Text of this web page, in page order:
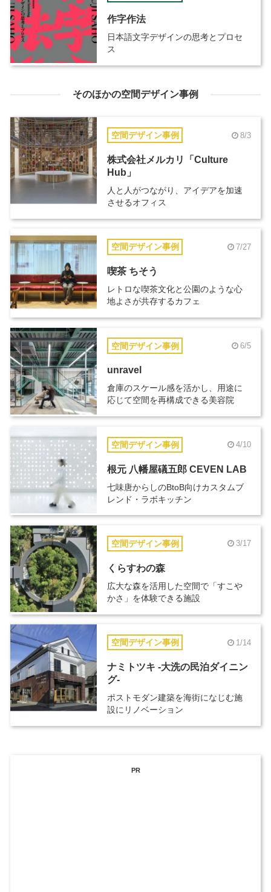
作字作法
日本語文字デザインの思考とプロセ
ス
そのほかの空間デザイン事例
空間デザイン事例 8/3
株式会社メルカリ「Culture
Hub」
人と人がつながり、アイデアを加速
させるオフィス
空間デザイン事例 7/27
喫茶 ちそう
レトロな喫茶文化と公園のような心
地よさが共存するカフェ
空間デザイン事例 6/5
unravel
倉庫のスケール感を活かし、用途に
応じて空間を再構成できる美容院
空間デザイン事例 4/10
根元 八幡屋礒五郎 CEVEN LAB
七味唐からしのBtoB向けカスタムブ
レンド・ラボキッチン
空間デザイン事例 3/17
くらすわの森
広大な森を活用した空間で「すこや
かさ」を体験できる施設
空間デザイン事例 1/14
ナミトツキ -大洗の民泊ダイニン
グ-
ポストモダン建築を海街になじむ施
設にリノベーション
PR